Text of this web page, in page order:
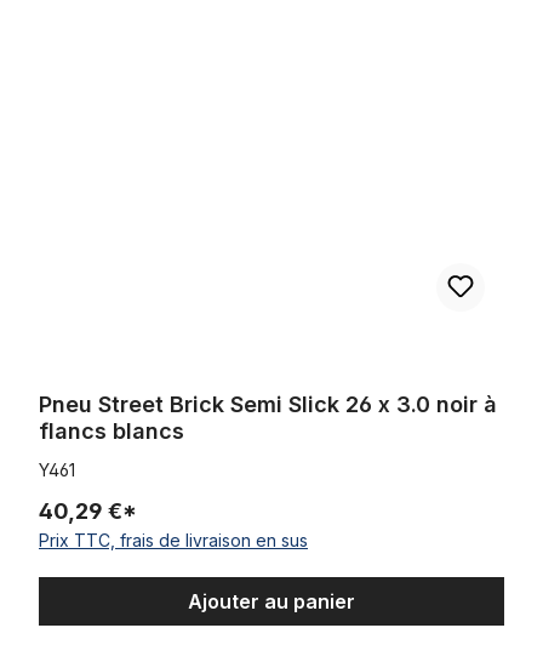
Pneu Street Brick Semi Slick 26 x 3.0 noir à
flancs blancs
Y461
40,29 €*
Prix TTC, frais de livraison en sus
Ajouter au panier